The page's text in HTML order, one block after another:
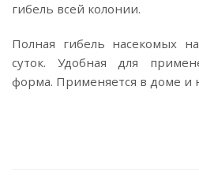
гибель всей колонии.
Полная гибель насекомых
суток. Удобная для
форма. Применяется в доме и